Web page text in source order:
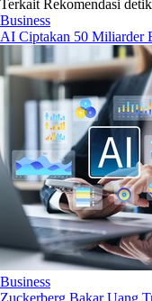
Terkait Rekomendasi
Business
AI Ciptakan 50 Miliarder
Business
Zuckerberg Bakar Uang